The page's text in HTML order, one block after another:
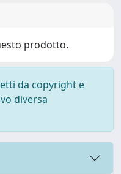
prodotto.
da copyright e
diversa